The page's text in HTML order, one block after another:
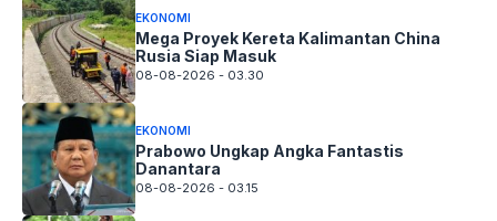
EKONOMI
Mega Proyek Kereta Kalimantan China
Rusia Siap Masuk
08-08-2026 - 03.30
EKONOMI
Prabowo Ungkap Angka Fantastis
Danantara
08-08-2026 - 03.15